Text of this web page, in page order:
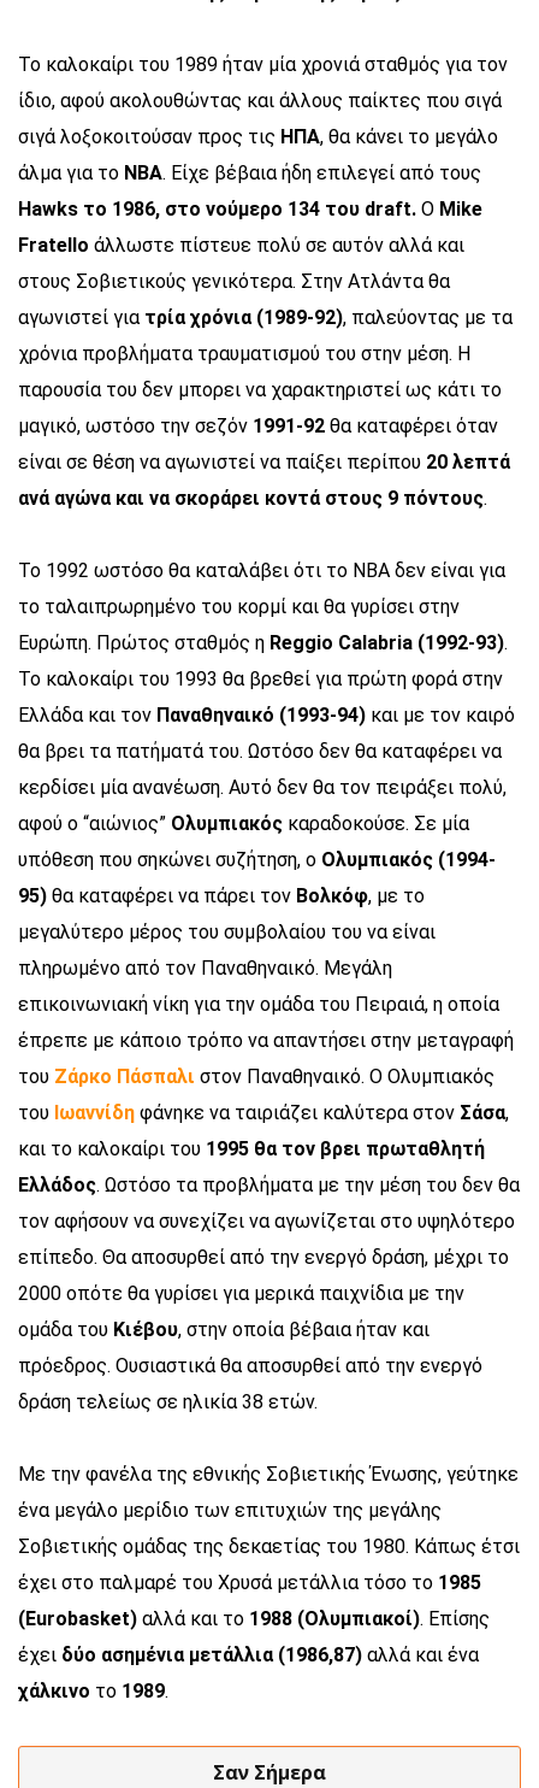
Το καλοκαίρι του 1989 ήταν μία χρονιά σταθμός για τον
ίδιο, αφού ακολουθώντας και άλλους παίκτες που σιγά
σιγά λοξοκοιτούσαν προς τις ΗΠΑ, θα κάνει το μεγάλο
άλμα για το ΝΒΑ. Είχε βέβαια ήδη επιλεγεί από τους
Hawks το 1986, στο νούμερο 134 του draft. Ο Mike
Fratello άλλωστε πίστευε πολύ σε αυτόν αλλά και
στους Σοβιετικούς γενικότερα. Στην Ατλάντα θα
αγωνιστεί για τρία χρόνια (1989-92), παλεύοντας με τα
χρόνια προβλήματα τραυματισμού του στην μέση. Η
παρουσία του δεν μπορει να χαρακτηριστεί ως κάτι το
μαγικό, ωστόσο την σεζόν 1991-92 θα καταφέρει όταν
είναι σε θέση να αγωνιστεί να παίξει περίπου 20 λεπτά
ανά αγώνα και να σκοράρει κοντά στους 9 πόντους.
Το 1992 ωστόσο θα καταλάβει ότι το ΝΒΑ δεν είναι για
το ταλαιπρωρημένο του κορμί και θα γυρίσει στην
Ευρώπη. Πρώτος σταθμός η Reggio Calabria (1992-93).
Το καλοκαίρι του 1993 θα βρεθεί για πρώτη φορά στην
Ελλάδα και τον Παναθηναικό (1993-94) και με τον καιρό
θα βρει τα πατήματά του. Ωστόσο δεν θα καταφέρει να
κερδίσει μία ανανέωση. Αυτό δεν θα τον πειράξει πολύ,
αφού ο “αιώνιος” Ολυμπιακός καραδοκούσε. Σε μία
υπόθεση που σηκώνει συζήτηση, ο Ολυμπιακός (1994-
95) θα καταφέρει να πάρει τον Βολκόφ, με το
μεγαλύτερο μέρος του συμβολαίου του να είναι
πληρωμένο από τον Παναθηναικό. Μεγάλη
επικοινωνιακή νίκη για την ομάδα του Πειραιά, η οποία
έπρεπε με κάποιο τρόπο να απαντήσει στην μεταγραφή
του Ζάρκο Πάσπαλι στον Παναθηναικό. Ο Ολυμπιακός
του Ιωαννίδη φάνηκε να ταιριάζει καλύτερα στον Σάσα,
και το καλοκαίρι του 1995 θα τον βρει πρωταθλητή
Ελλάδος. Ωστόσο τα προβλήματα με την μέση του δεν θα
τον αφήσουν να συνεχίζει να αγωνίζεται στο υψηλότερο
επίπεδο. Θα αποσυρθεί από την ενεργό δράση, μέχρι το
2000 οπότε θα γυρίσει για μερικά παιχνίδια με την
ομάδα του Κιέβου, στην οποία βέβαια ήταν και
πρόεδρος. Ουσιαστικά θα αποσυρθεί από την ενεργό
δράση τελείως σε ηλικία 38 ετών.
Με την φανέλα της εθνικής Σοβιετικής Ένωσης, γεύτηκε
ένα μεγάλο μερίδιο των επιτυχιών της μεγάλης
Σοβιετικής ομάδας της δεκαετίας του 1980. Κάπως έτσι
έχει στο παλμαρέ του Χρυσά μετάλλια τόσο το 1985
(Eurobasket) αλλά και το 1988 (Ολυμπιακοί). Επίσης
έχει δύο ασημένια μετάλλια (1986,87) αλλά και ένα
χάλκινο το 1989.
Σαν Σήμερα